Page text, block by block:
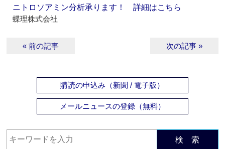
ニトロソアミン分析承ります！ 詳細はこちら
蝶理株式会社
« 前の記事 次の記事 »
購読の申込み（新聞 / 電子版）
メールニュースの登録（無料）
検 索